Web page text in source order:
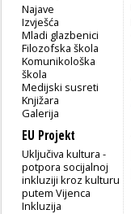
Najave
Izvješća
Mladi glazbenici
Filozofska škola
Komunikološka
škola
Medijski susreti
Knjižara
Galerija
EU Projekt
Uključiva kultura -
potpora socijalnoj
inkluziji kroz kulturu
putem Vijenca
Inkluzija